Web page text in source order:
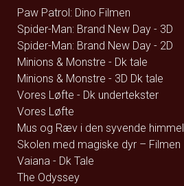
Paw Patrol: Dino Filmen
Spider-Man: Brand New Day - 3D
Spider-Man: Brand New Day - 2D
Minions & Monstre - Dk tale
Minions & Monstre - 3D Dk tale
Vores Løfte - Dk undertekster
Vores Løfte
Mus og Ræv i den syvende himmel
Skolen med magiske dyr – Filmen
Vaiana - Dk Tale
The Odyssey